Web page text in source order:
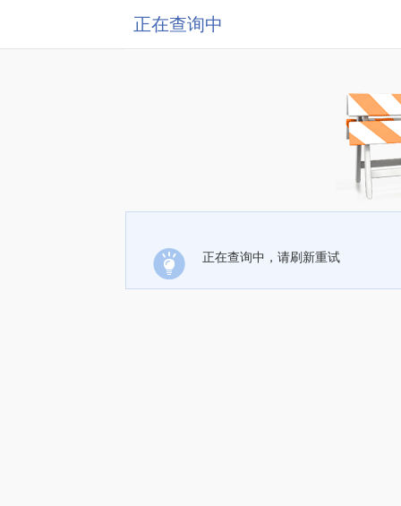
正在查询中
正在查询中，请刷新重试